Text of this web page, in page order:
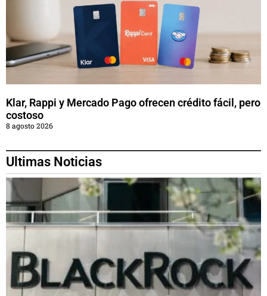
Klar, Rappi y Mercado Pago ofrecen crédito fácil, pero
costoso
8 agosto 2026
Ultimas Noticias